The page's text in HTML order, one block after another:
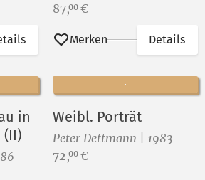
Preis:
87,00 €
Merken Details
in
(II)
Weibl. Porträt
Peter Dettmann | 1983
Preis:
72,00 €